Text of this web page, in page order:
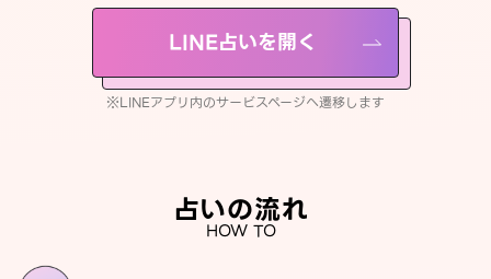
LINE占いを開く
※LINEアプリ内のサービスページへ遷移します
占いの流れ
HOW TO